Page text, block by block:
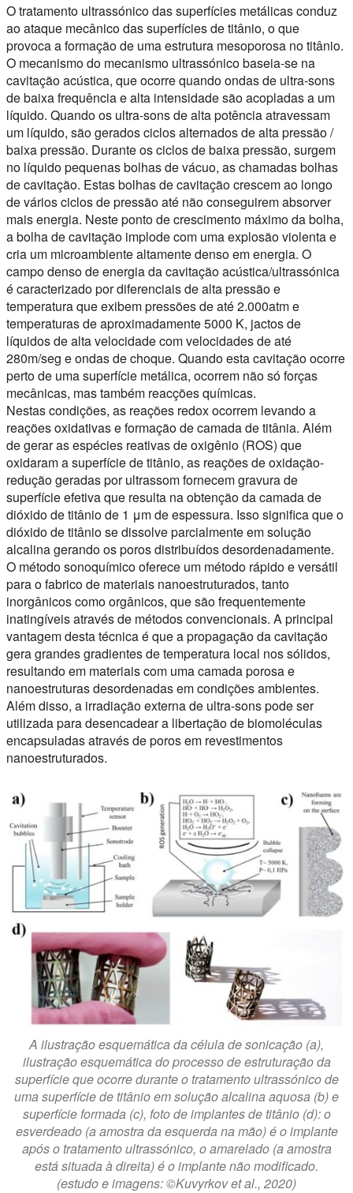
O tratamento ultrassónico das superfícies metálicas conduz
ao ataque mecânico das superfícies de titânio, o que
provoca a formação de uma estrutura mesoporosa no titânio.
O mecanismo do mecanismo ultrassónico baseia-se na
cavitação acústica, que ocorre quando ondas de ultra-sons
de baixa frequência e alta intensidade são acopladas a um
líquido. Quando os ultra-sons de alta potência atravessam
um líquido, são gerados ciclos alternados de alta pressão /
baixa pressão. Durante os ciclos de baixa pressão, surgem
no líquido pequenas bolhas de vácuo, as chamadas bolhas
de cavitação. Estas bolhas de cavitação crescem ao longo
de vários ciclos de pressão até não conseguirem absorver
mais energia. Neste ponto de crescimento máximo da bolha,
a bolha de cavitação implode com uma explosão violenta e
cria um microambiente altamente denso em energia. O
campo denso de energia da cavitação acústica/ultrassónica
é caracterizado por diferenciais de alta pressão e
temperatura que exibem pressões de até 2.000atm e
temperaturas de aproximadamente 5000 K, jactos de
líquidos de alta velocidade com velocidades de até
280m/seg e ondas de choque. Quando esta cavitação ocorre
perto de uma superfície metálica, ocorrem não só forças
mecânicas, mas também reacções químicas.
Nestas condições, as reações redox ocorrem levando a
reações oxidativas e formação de camada de titânia. Além
de gerar as espécies reativas de oxigênio (ROS) que
oxidaram a superfície de titânio, as reações de oxidação-
redução geradas por ultrassom fornecem gravura de
superfície efetiva que resulta na obtenção da camada de
dióxido de titânio de 1 μm de espessura. Isso significa que o
dióxido de titânio se dissolve parcialmente em solução
alcalina gerando os poros distribuídos desordenadamente.
O método sonoquímico oferece um método rápido e versátil
para o fabrico de materiais nanoestruturados, tanto
inorgânicos como orgânicos, que são frequentemente
inatingíveis através de métodos convencionais. A principal
vantagem desta técnica é que a propagação da cavitação
gera grandes gradientes de temperatura local nos sólidos,
resultando em materiais com uma camada porosa e
nanoestruturas desordenadas em condições ambientes.
Além disso, a irradiação externa de ultra-sons pode ser
utilizada para desencadear a libertação de biomoléculas
encapsuladas através de poros em revestimentos
nanoestruturados.
A ilustração esquemática da célula de sonicação (a),
ilustração esquemática do processo de estruturação da
superfície que ocorre durante o tratamento ultrassónico de
uma superfície de titânio em solução alcalina aquosa (b) e
superfície formada (c), foto de implantes de titânio (d): o
esverdeado (a amostra da esquerda na mão) é o implante
após o tratamento ultrassónico, o amarelado (a amostra
está situada à direita) é o implante não modificado.
(estudo e imagens: ©Kuvyrkov et al., 2020)